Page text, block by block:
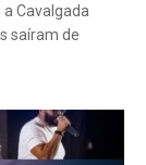
Cavalgada
saíram de